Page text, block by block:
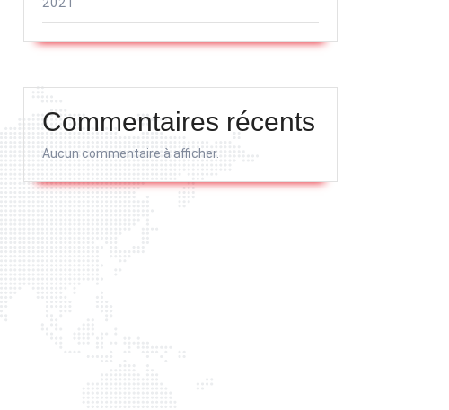
Commentaires récents
Aucun commentaire à afficher.